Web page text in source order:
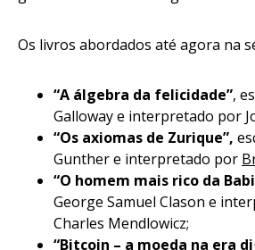
Os livros abordados até agora na
“A álgebra da felicidade”,
Galloway e interpretado por
“Os axiomas de Zurique”,
Gunther e interpretado por
“O homem mais rico da
George Samuel Clason e
Charles Mendlowicz;
“Bitcoin – a moeda na era